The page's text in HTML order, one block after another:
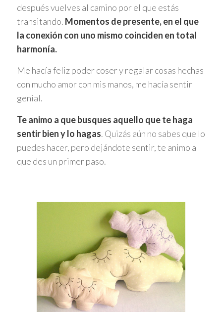
después vuelves al camino por el que estás
transitando. Momentos de presente, en el que
la conexión con uno mismo coinciden en total
harmonía.
Me hacía feliz poder coser y regalar cosas hechas
con mucho amor con mis manos, me hacía sentir
genial.
Te animo a que busques aquello que te haga
sentir bien y lo hagas. Quizás aún no sabes que lo
puedes hacer, pero dejándote sentir, te animo a
que des un primer paso.